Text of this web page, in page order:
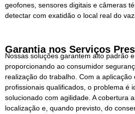
geofones, sensores digitais e câmeras
detectar com exatidão o local real do
Garantia nos Serviços
Nossas soluções garantem alto padrão e
proporcionando ao consumidor
realização do trabalho. Com a
profissionais qualificados, o problema é
solucionado com agilidade. A cobertura
localização e, quando previsto, do